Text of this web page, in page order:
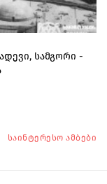
სამგორი -
საინტერესო ამბები